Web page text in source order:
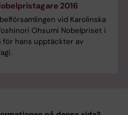
2016
vid Karolinska
Ohsumi Nobelpriset i
hans upptäckter av